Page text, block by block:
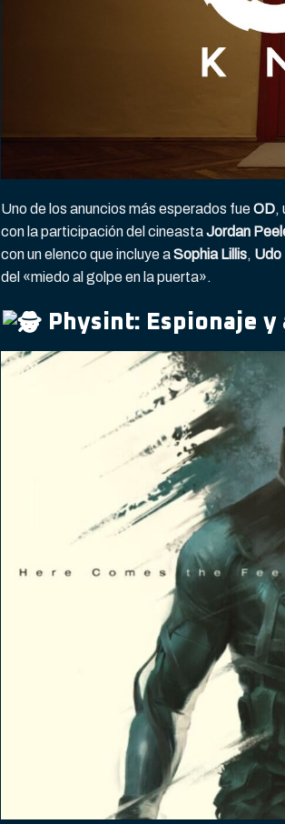
Uno de los anuncios más esperados fueOD,
con la participación del cineastaJordan
con un elenco que incluye aSophia Lillis, Udo
del «miedo al golpe en la puerta».
Physint: Espionaje